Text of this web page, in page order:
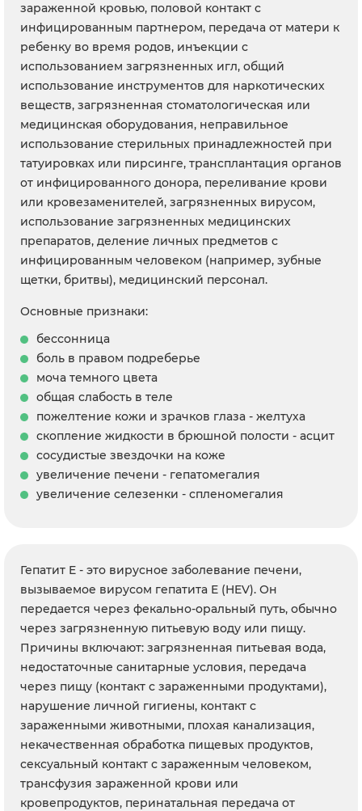
зараженной кровью, половой контакт с
инфицированным партнером, передача от матери к
ребенку во время родов, инъекции с
использованием загрязненных игл, общий
использование инструментов для наркотических
веществ, загрязненная стоматологическая или
медицинская оборудования, неправильное
использование стерильных принадлежностей при
татуировках или пирсинге, трансплантация органов
от инфицированного донора, переливание крови
или кровезаменителей, загрязненных вирусом,
использование загрязненных медицинских
препаратов, деление личных предметов с
инфицированным человеком (например, зубные
щетки, бритвы), медицинский персонал.
Основные признаки:
бессонница
боль в правом подреберье
моча темного цвета
общая слабость в теле
пожелтение кожи и зрачков глаза - желтуха
скопление жидкости в брюшной полости - асцит
сосудистые звездочки на коже
увеличение печени - гепатомегалия
увеличение селезенки - спленомегалия
Гепатит E - это вирусное заболевание печени,
вызываемое вирусом гепатита E (HEV). Он
передается через фекально-оральный путь, обычно
через загрязненную питьевую воду или пищу.
Причины включают: загрязненная питьевая вода,
недостаточные санитарные условия, передача
через пищу (контакт с зараженными продуктами),
нарушение личной гигиены, контакт с
зараженными животными, плохая канализация,
некачественная обработка пищевых продуктов,
сексуальный контакт с зараженным человеком,
трансфузия зараженной крови или
кровепродуктов, перинатальная передача от